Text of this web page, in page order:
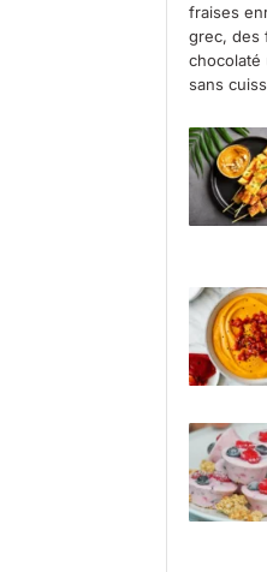
fraises
grec, des
chocolaté
sans